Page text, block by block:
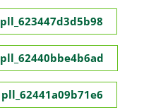
pll_623447d3d5b98
pll_62440bbe4b6ad
pll_62441a09b71e6